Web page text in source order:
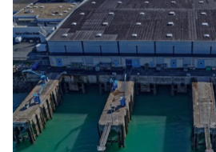
RÉHABILITATION
MARÉE (CRIÉE) – PORT
DE BAIE
Agro Alimentaire,